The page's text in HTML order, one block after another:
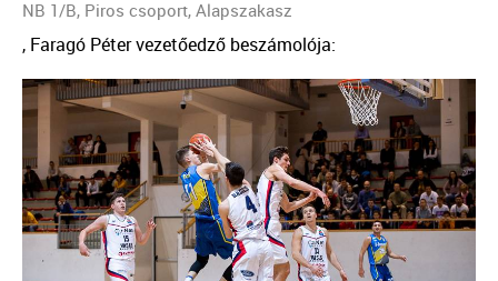
NB 1/B, Piros csoport, Alapszakasz
, Faragó Péter vezetőedző beszámolója: